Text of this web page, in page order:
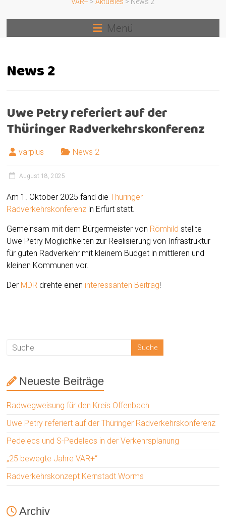
Menü
News 2
Uwe Petry referiert auf der
Thüringer Radverkehrskonferenz
varplus News 2
August 18, 2025
Am 1. Oktober 2025 fand dieThüringer
Radverkehrskonferenz in Erfurt statt.
Gemeinsam mit dem Bürgermeister von Römhild stellte
Uwe Petry Möglichkeiten zur Realisierung von Infrastruktur
für guten Radverkehr mit kleinem Budget in mittleren und
kleinen Kommunen vor.
Der MDR drehte einen interessanten Beitrag!
Neueste Beiträge
Radwegweisung für den Kreis Offenbach
Uwe Petry referiert auf der Thüringer Radverkehrskonferenz
Pedelecs und S-Pedelecs in der Verkehrsplanung
„25 bewegte Jahre VAR+“
Radverkehrskonzept Kernstadt Worms
Archiv